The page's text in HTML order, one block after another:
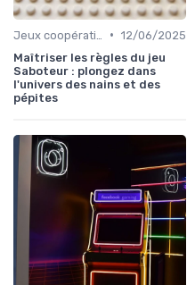
• 12/06/2025
Maîtriser les règles du jeu
Saboteur : plongez dans
l'univers des nains et des
pépites